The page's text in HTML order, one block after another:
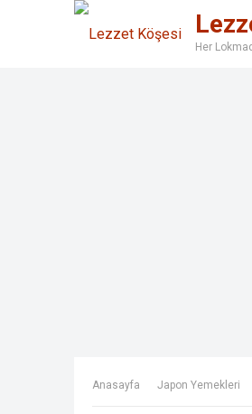
Her
Anasayfa Japon Yemekleri